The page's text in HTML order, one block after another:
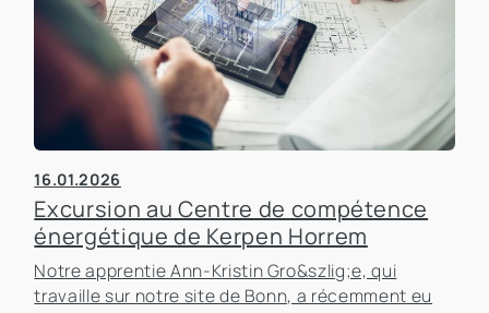
16.01.2026
Excursion au Centre de compétence
énergétique de Kerpen Horrem
Notre apprentie Ann-Kristin Gro&szlig;e, qui
travaille sur notre site de Bonn, a récemment eu